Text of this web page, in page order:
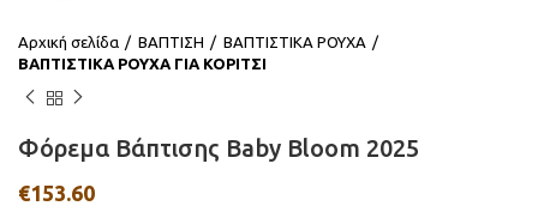
Αρχική σελίδα ΒΑΠΤΙΣΗ
ΒΑΠΤΙΣΤΙΚΑ ΡΟΥΧΑ
ΒΑΠΤΙΣΤΙΚΑ ΡΟΥΧΑ ΓΙΑ ΚΟΡΙΤΣΙ
Φόρεμα Βάπτισης Baby Bloom 2025
€153.60